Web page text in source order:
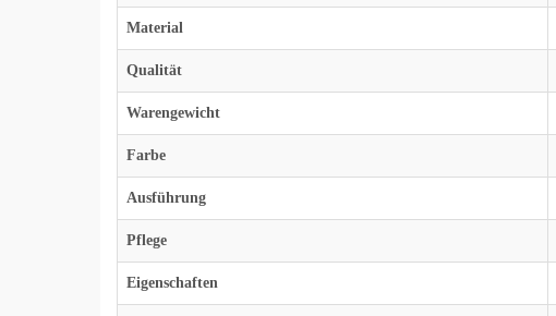
Material
Qualität
Warengewicht
Farbe
Ausführung
Pflege
Eigenschaften